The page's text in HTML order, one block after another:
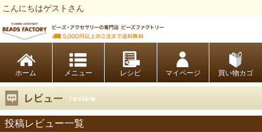
こんにちはゲストさん
ホーム レシピ マイページ 買い物カゴ
投稿レビュー一覧